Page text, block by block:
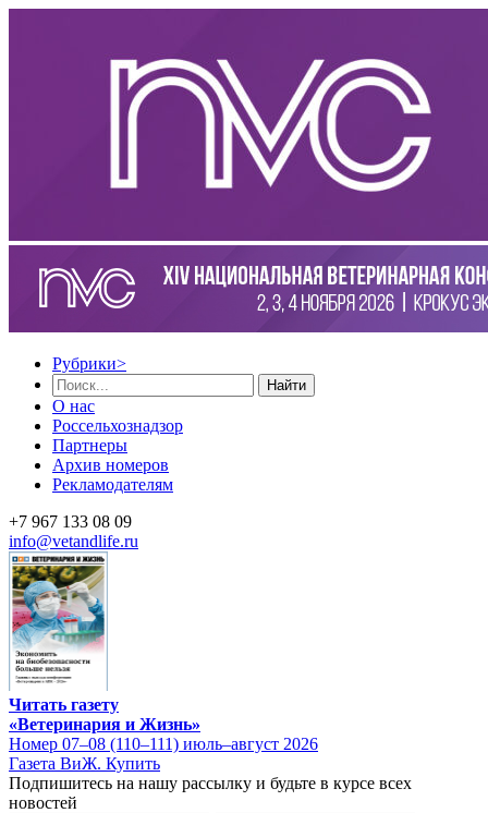
Рубрики>
Найти
О нас
Россельхознадзор
Партнеры
Архив номеров
Рекламодателям
+7 967 133 08 09
info@vetandlife.ru
Читать газету
«Ветеринария и Жизнь»
Номер 07–08 (110–111) июль–август 2026
Газета ВиЖ. Купить
Подпишитесь на нашу рассылку и будьте в курсе всех
новостей